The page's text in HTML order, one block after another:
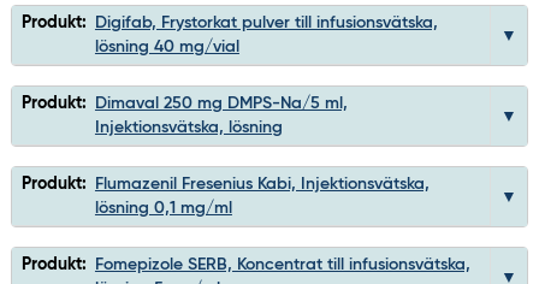
Produkt:
Digifab, Frystorkat pulver till infusionsvätska,
lösning 40 mg/vial
Produkt:
Dimaval 250 mg DMPS-Na/5 ml,
Injektionsvätska, lösning
Produkt:
Flumazenil Fresenius Kabi, Injektionsvätska,
lösning 0,1 mg/ml
Produkt:
Fomepizole SERB, Koncentrat till infusionsvätska,